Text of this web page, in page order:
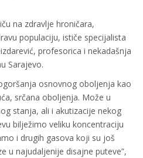
na zdravlje hroničara,
populaciju, ističe specijalista
profesorica i nekadašnja
Sarajevo.
osnovnog oboljenja kao
srčana oboljenja. Može u
stanja, ali i akutizacije nekog
bilježimo veliku koncentraciju
i drugih gasova koji su još
u najudaljenije disajne puteve”,